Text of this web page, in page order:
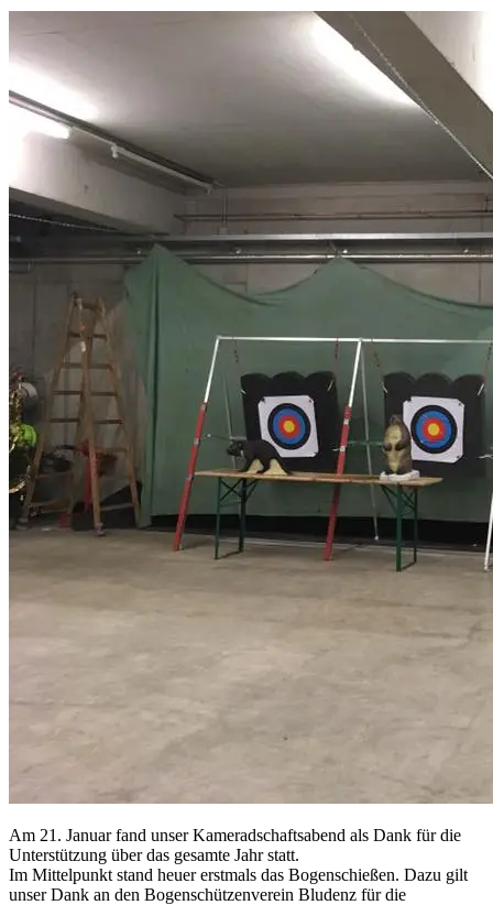
Am 21. Januar fand unser Kameradschaftsabend als Dank für die
Unterstützung über das gesamte Jahr statt.
Im Mittelpunkt stand heuer erstmals das Bogenschießen. Dazu gilt
unser Dank an den Bogenschützenverein Bludenz für die